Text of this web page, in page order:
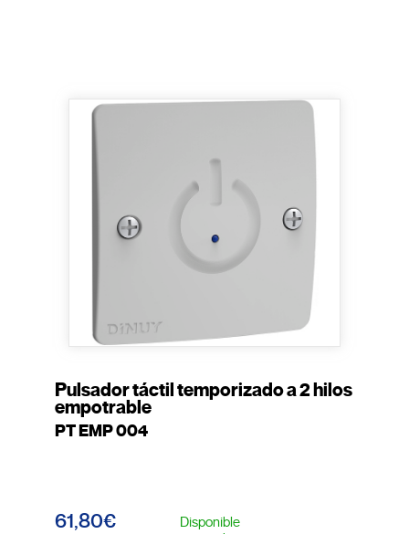
Pulsador táctil temporizado a 2 hilos
empotrable
PT EMP 004
61,80€
Disponible